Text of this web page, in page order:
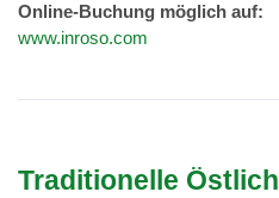
Online-Buchung möglich auf:
www.inroso.com
Traditionelle